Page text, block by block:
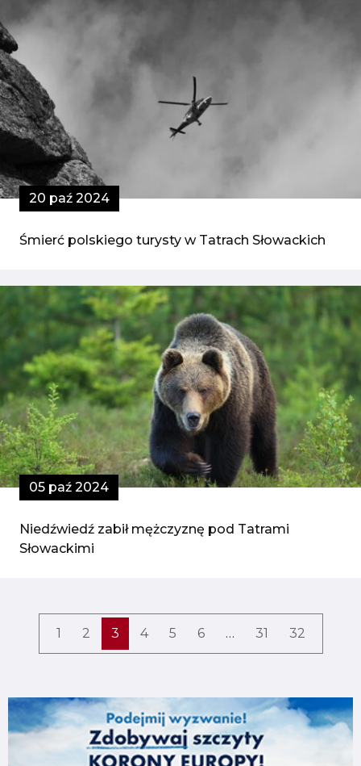
20 paź 2024
Śmierć polskiego turysty w Tatrach Słowackich
05 paź 2024
Niedźwiedź zabił mężczyznę pod Tatrami
Słowackimi
1 2 3 4 5 6 … 31 32